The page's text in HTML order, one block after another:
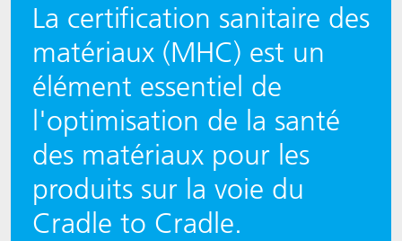
La certification sanitaire des
matériaux (MHC) est un
élément essentiel de
l'optimisation de la santé
des matériaux pour les
produits sur la voie du
Cradle to Cradle.